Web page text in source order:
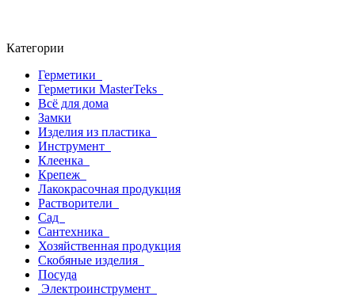
Категории
Герметики
Герметики MasterTeks
Всё для дома
Замки
Изделия из пластика
Инструмент
Клеенка
Крепеж
Лакокрасочная продукция
Растворители
Сад
Сантехника
Хозяйственная продукция
Скобяные изделия
Посуда
Электроинструмент